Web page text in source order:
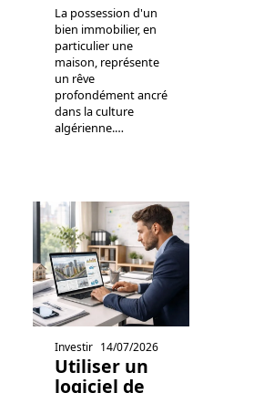
La possession d'un
bien immobilier, en
particulier une
maison, représente
un rêve
profondément ancré
dans la culture
algérienne.…
Investir 14/07/2026
Utiliser un
logiciel de